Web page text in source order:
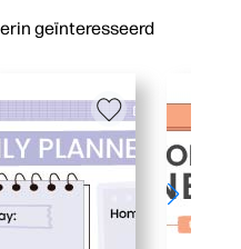
geïnteresseerd